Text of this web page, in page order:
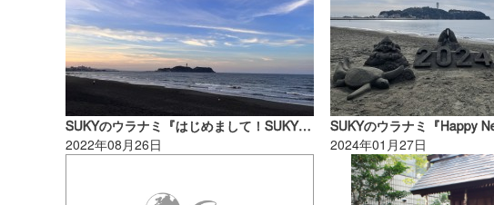
SUKYのウラナミ『はじめまして！SUKYです！』
2022年08月26日
2024年01月27日